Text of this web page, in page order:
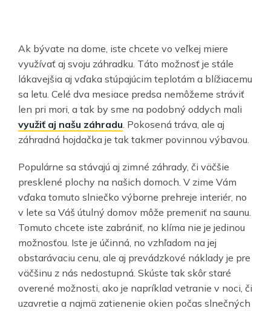
Ak bývate na dome, iste chcete vo veľkej miere
využívať aj svoju záhradku. Táto možnosť je stále
lákavejšia aj vďaka stúpajúcim teplotám a blížiacemu
sa letu. Celé dva mesiace predsa nemôžeme stráviť
len pri mori, a tak by sme na podobný oddych mali
využiť aj našu záhradu . Pokosená tráva, ale aj
záhradná hojdačka je tak takmer povinnou výbavou.
Populárne sa stávajú aj zimné záhrady, či väčšie
presklené plochy na našich domoch. V zime Vám
vďaka tomuto slniečko výborne prehreje interiér, no
v lete sa Váš útulný domov môže premeniť na saunu.
Tomuto chcete iste zabrániť, no klíma nie je jedinou
možnosťou. Iste je účinná, no vzhľadom na jej
obstarávaciu cenu, ale aj prevádzkové náklady je pre
väčšinu z nás nedostupná. Skúste tak skôr staré
overené možnosti, ako je napríklad vetranie v noci, či
uzavretie a najmä zatienenie okien počas slnečných